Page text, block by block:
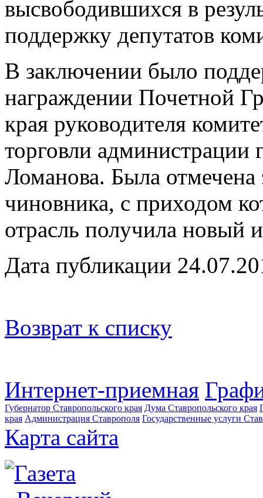
высвободившихся в
поддержку депутатов
В заключении было
награждении Почетной
края руководителя
торговли администрации
Ломанова. Была
чиновника, с приходом
отрасль получила новый
Дата публикации
Возврат к списку
Интернет-приемная
Губернатор Ставропольского края Дума Ставропольского края
края Администрация Ставрополя Государственные услуги
Карта сайта